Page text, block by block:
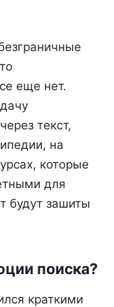
еще нет.
текст,
на
которые
для
будут зашиты
поиска?
краткими